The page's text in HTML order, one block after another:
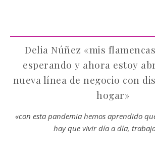
Delia Núñez «mis
esperando y ahora estoy
nueva línea de negocio con
hogar»
«con esta pandemia hemos aprendido
hay que vivir día a día,